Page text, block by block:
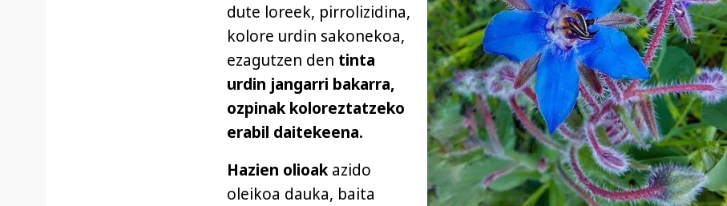
dute loreek, pirrolizidina,
kolore urdin sakonekoa,
ezagutzen den tinta
urdin jangarri bakarra,
ozpinak koloreztatzeko
erabil daitekeena.
Hazien olioakazido
oleikoa dauka, baita